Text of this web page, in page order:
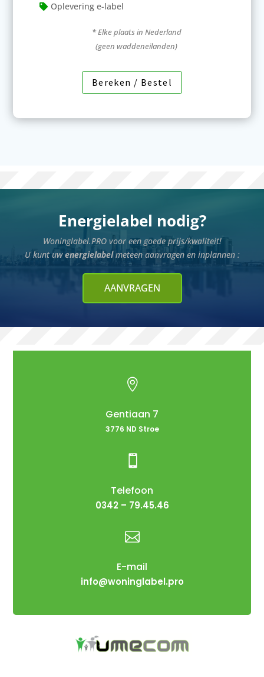
 Oplevering e-label
* Elke plaats in Nederland
(geen waddeneilanden)
Bereken / Bestel
Energielabel nodig?
Woninglabel.PRO voor een goede prijs/kwaliteit!
U kunt uwenergielabelmeteen aanvragen en inplannen :
AANVRAGEN

Gentiaan 7
3776 ND Stroe

Telefoon
0342 – 79.45.46

E-mail
info@woninglabel.pro